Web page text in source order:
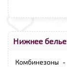
Нижнее белье
Комбинезоны -